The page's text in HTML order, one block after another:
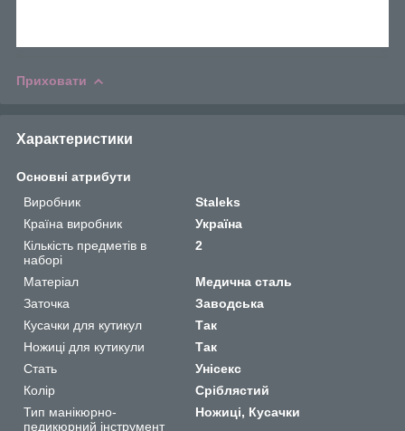
Приховати
Характеристики
Основні атрибути
Виробник
Staleks
Країна виробник
Україна
Кількість предметів в
наборі
2
Матеріал
Медична сталь
Заточка
Заводська
Кусачки для кутикул
Так
Ножиці для кутикули
Так
Стать
Унісекс
Колір
Сріблястий
Тип манікюрно-
педикюрний інструмент
Ножиці, Кусачки